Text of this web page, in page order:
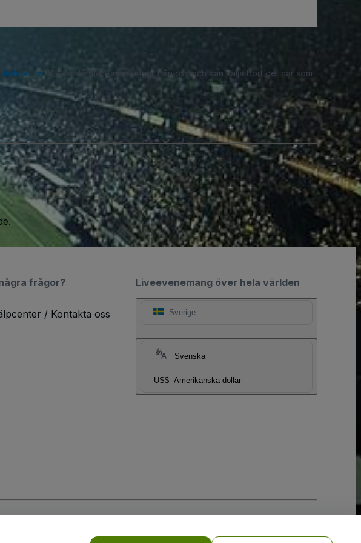
. Du kan få SMS-aviseringar från oss och kan välja bort det när som
Liveevenemang över hela världen
Sverige
Svenska
US$ Amerikanska dollar
frågor?
/ Kontakta oss
mobilsekretesspolicy